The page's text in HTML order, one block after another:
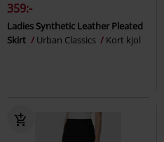
359:-
Ladies Synthetic Leather Pleated
Skirt
Urban Classics Kort kjol